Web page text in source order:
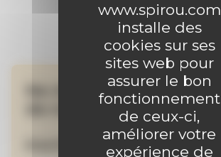
www.spirou.com
installe des
cookies sur ses
sites web pour
assurer le bon
fonctionnement
de ceux-ci,
améliorer votre
expérience de
Ne manquez aucune
de nos actualités !
Inscrivez-vous à la newsletter